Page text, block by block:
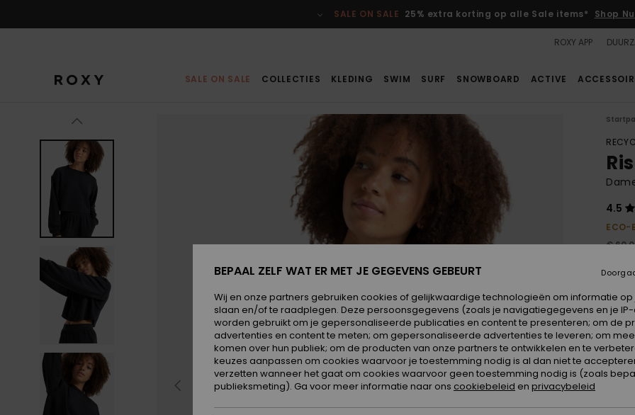
SALE ON SALE 25% extra korting op alle Sale items* Shop Nu
ROXY APP
SALE ON SALE COLLECTIES KLEDING SWIM SURF SNOWBOARD ACTIVE
4.5
ECO-
€
€
SALE
Kleur
BEPAAL ZELF WAT ER MET JE GEGEVENS GEBEURT
Wij en onze partners gebruiken cookies of gelijkwaardige technologieën om informatie
slaan en/of te raadplegen. Deze persoonsgegevens (zoals je navigatiegegevens en je
worden gebruikt om je gepersonaliseerde publicaties en content te presenteren; om de
advertenties en content te meten; om gepersonaliseerde advertenties te leveren; om
komen over hun publiek; om de producten van onze partners te ontwikkelen en te
keuzes aanpassen om cookies waarvoor je toestemming nodig is al dan niet te
verzetten wanneer het gaat om cookies waarvoor geen toestemming nodig is (zoals
publieksmeting). Ga voor meer informatie naar ons cookiebeleid en privacybeleid